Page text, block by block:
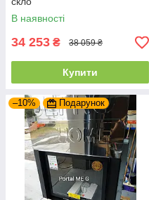
В наявності
34 253 ₴ 38 059 ₴
Купити
–10% Подарунок